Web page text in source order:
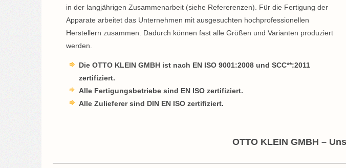
in der langjährigen Zusammenarbeit (siehe Refererenzen). Für die Fertigung der
Apparate arbeitet das Unternehmen mit ausgesuchten hochprofessionellen
Herstellern zusammen. Dadurch können fast alle Größen und Varianten produziert
werden.
Die OTTO KLEIN GMBH ist nach EN ISO 9001:2008 und SCC**:2011
zertifiziert.
Alle Fertigungsbetriebe sind EN ISO zertifiziert.
Alle Zulieferer sind DIN EN ISO zertifiziert.
OTTO KLEIN GMBH –